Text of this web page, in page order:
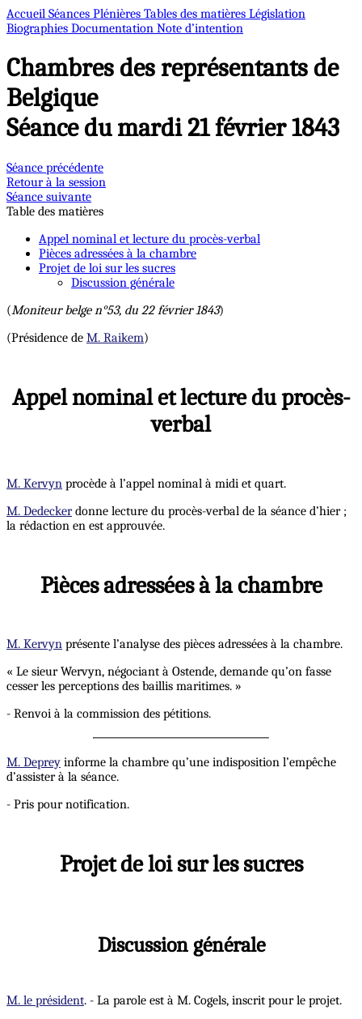
Accueil Séances Plénières Tables des matières Législation
Biographies Documentation Note d’intention
Chambres des représentants de
Belgique
Séance du mardi 21 février 1843
Séance précédente
Retour à la session
Séance suivante
Table des matières
Appel nominal et lecture du procès-verbal
Pièces adressées à la chambre
Projet de loi sur les sucres
Discussion générale
(Moniteur belge n°53, du 22 février 1843)
(Présidence de M. Raikem)
Appel nominal et lecture du procès-
verbal
M. Kervyn procède à l’appel nominal à midi et quart.
M. Dedeckerdonne lecture du procès-verbal de la séance d’hier ;
la rédaction en est approuvée.
Pièces adressées à la chambre
M. Kervyn présente l’analyse des pièces adressées à la chambre.
« Le sieur Wervyn, négociant à Ostende, demande qu’on fasse
cesser les perceptions des baillis maritimes. »
- Renvoi à la commission des pétitions.
M. Deprey informe la chambre qu’une indisposition l’empêche
d’assister à la séance.
- Pris pour notification.
Projet de loi sur les sucres
Discussion générale
M. le président. - La parole est à M. Cogels, inscrit pour le projet.